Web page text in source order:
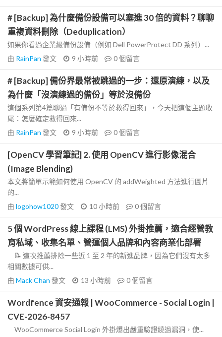
# [Backup] 為什麼備份設備可以塞進 30 倍的資料？聊聊
重複資料刪除（Deduplication）
如果你看過企業級備份設備（例如 Dell PowerProtect DD 系列）...
由 RainPan 發文 9 小時前 0個留言
# [Backup] 備份界最常被跳過的一步：還原演練，以及
為什麼「沒演練過的備份」等於沒備份
這個系列第4篇聊過「有備份不等於救得回來」，今天把這個主題收
尾：怎麼確定救得回來...
由 RainPan 發文 9 小時前 0個留言
[OpenCV 學習筆記] 2. 使用 OpenCV 進行影像混合
(Image Blending)
本文將簡單示範如何使用 OpenCV 的 addWeighted 方法進行圖片
的...
由 logohow1020發文 10 小時前 0個留言
5 個 WordPress 線上課程 (LMS) 外掛推薦，適合經營教
育私域、收集名單、營運個人品牌和內容商業化部署
📝 這次推薦排除一些近 1 至 2 年的新進品牌，因為它們沒有太多
相關數據可供...
由 Mack Chan 發文 13 小時前 0個留言
Wordfence 資安通報 | WooCommerce - Social Login |
CVE-2026-8457
WooCommerce Social Login 外掛爆出嚴重驗證繞過漏洞，使...